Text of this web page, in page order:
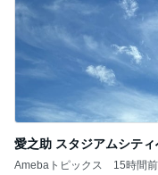
愛之助 スタジアムシテ
Amebaトピックス 15時間前